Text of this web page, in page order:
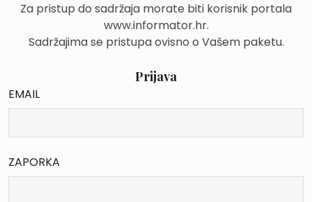
Za pristup do sadržaja morate biti korisnik portala
www.informator.hr.
Sadržajima se pristupa ovisno o Vašem paketu.
Prijava
EMAIL
ZAPORKA